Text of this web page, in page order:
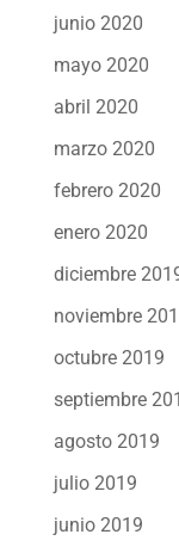
junio 2020
mayo 2020
abril 2020
marzo 2020
febrero 2020
enero 2020
diciembre
noviembre
octubre 2019
septiembre
agosto 2019
julio 2019
junio 2019